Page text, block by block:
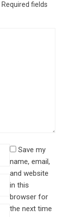
Required fields
Save my
name, email,
and website
in this
browser for
the next time